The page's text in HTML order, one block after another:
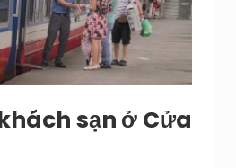
sạn ở Cửa